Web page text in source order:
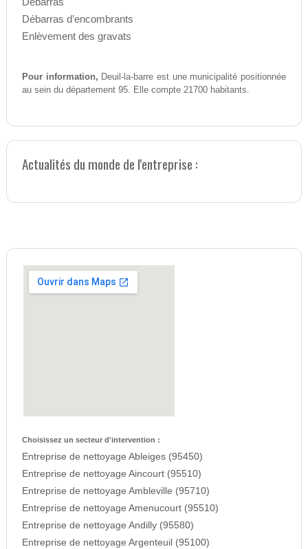
Débarras d’encombrants
Enlèvement des gravats
Pour information, Deuil-la-barre est une municipalité positionnée
au sein du département 95. Elle compte 21700 habitants.
Actualités du monde de l'entreprise :
Choisissez un secteur d'intervention :
Entreprise de nettoyage Ableiges (95450)
Entreprise de nettoyage Aincourt (95510)
Entreprise de nettoyage Ambleville (95710)
Entreprise de nettoyage Amenucourt (95510)
Entreprise de nettoyage Andilly (95580)
Entreprise de nettoyage Argenteuil (95100)